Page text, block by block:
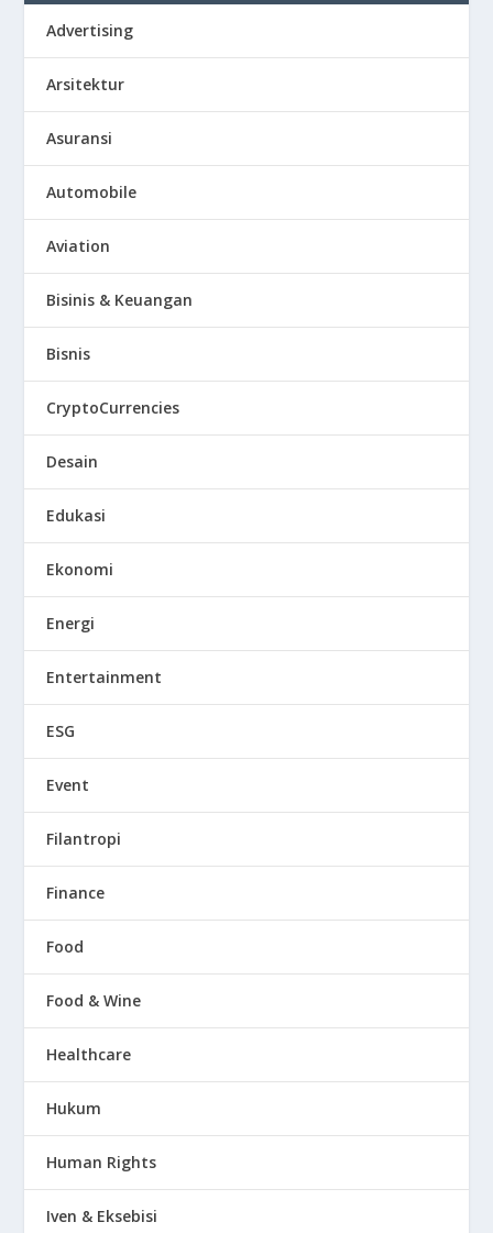
Advertising
Arsitektur
Asuransi
Automobile
Aviation
Bisinis & Keuangan
Bisnis
CryptoCurrencies
Desain
Edukasi
Ekonomi
Energi
Entertainment
ESG
Event
Filantropi
Finance
Food
Food & Wine
Healthcare
Hukum
Human Rights
Iven & Eksebisi